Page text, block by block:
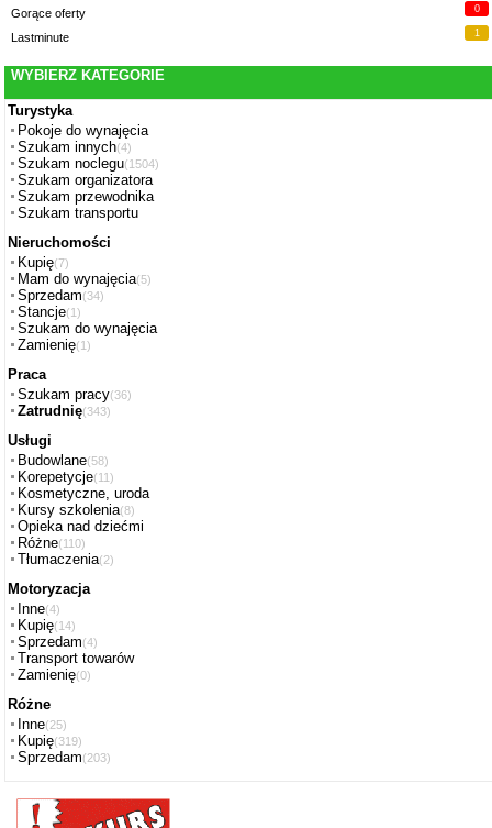
Gorące oferty 0
Lastminute 1
WYBIERZ KATEGORIE
Turystyka
Pokoje do wynajęcia
Szukam innych(4)
Szukam noclegu(1504)
Szukam organizatora
Szukam przewodnika
Szukam transportu
Nieruchomości
Kupię(7)
Mam do wynajęcia(5)
Sprzedam(34)
Stancje(1)
Szukam do wynajęcia
Zamienię(1)
Praca
Szukam pracy(36)
Zatrudnię(343)
Usługi
Budowlane(58)
Korepetycje(11)
Kosmetyczne, uroda
Kursy szkolenia(8)
Opieka nad dziećmi
Różne(110)
Tłumaczenia(2)
Motoryzacja
Inne(4)
Kupię(14)
Sprzedam(4)
Transport towarów
Zamienię(0)
Różne
Inne(25)
Kupię(319)
Sprzedam(203)